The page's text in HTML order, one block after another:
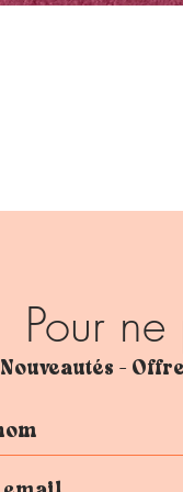
Pour
Nouveautés -